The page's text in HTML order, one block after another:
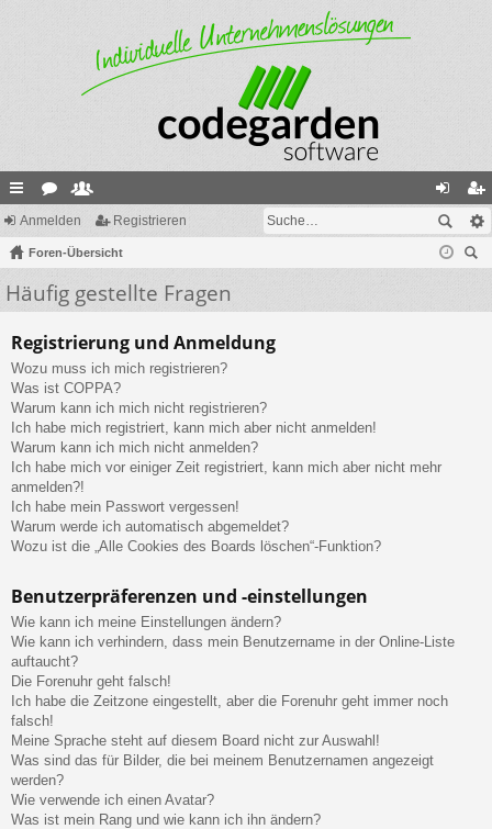
ch
ne
llz
riff
or
en
itg
lie
de
n
m
eg
ist
Anmelden Registrieren
Foren-Übersicht
Häufig gestellte Fragen
Registrierung und Anmeldung
Wozu muss ich mich registrieren?
Was ist COPPA?
Warum kann ich mich nicht registrieren?
Ich habe mich registriert, kann mich aber nicht anmelden!
Warum kann ich mich nicht anmelden?
Ich habe mich vor einiger Zeit registriert, kann mich aber nicht mehr
anmelden?!
Ich habe mein Passwort vergessen!
Warum werde ich automatisch abgemeldet?
Wozu ist die „Alle Cookies des Boards löschen“-Funktion?
Benutzerpräferenzen und -einstellungen
Wie kann ich meine Einstellungen ändern?
Wie kann ich verhindern, dass mein Benutzername in der Online-Liste
auftaucht?
Die Forenuhr geht falsch!
Ich habe die Zeitzone eingestellt, aber die Forenuhr geht immer noch
falsch!
Meine Sprache steht auf diesem Board nicht zur Auswahl!
Was sind das für Bilder, die bei meinem Benutzernamen angezeigt
werden?
Wie verwende ich einen Avatar?
Was ist mein Rang und wie kann ich ihn ändern?